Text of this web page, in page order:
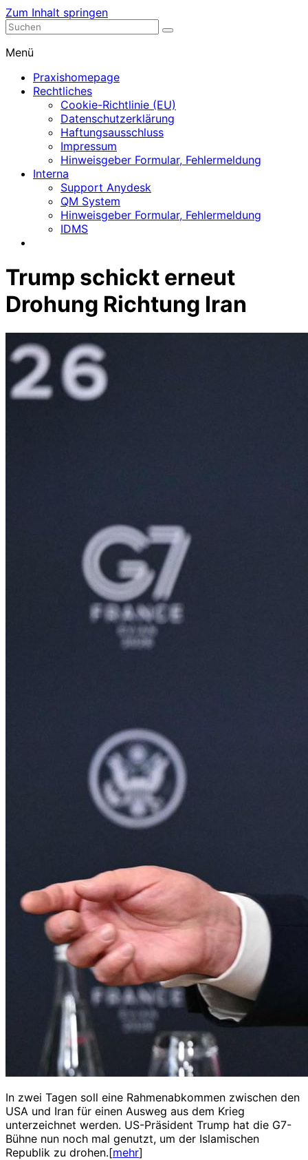
Zum Inhalt springen
Nephrologische Praxis mit Dialyse
Menü
Praxishomepage
Rechtliches
Cookie-Richtlinie (EU)
Datenschutzerklärung
Haftungsausschluss
Impressum
Hinweisgeber Formular, Fehlermeldung
Interna
Support Anydesk
QM System
Hinweisgeber Formular, Fehlermeldung
IDMS
Trump schickt erneut
Drohung Richtung Iran
In zwei Tagen soll eine Rahmenabkommen zwischen den
USA und Iran für einen Ausweg aus dem Krieg
unterzeichnet werden. US-Präsident Trump hat die G7-
Bühne nun noch mal genutzt, um der Islamischen
Republik zu drohen.[mehr]